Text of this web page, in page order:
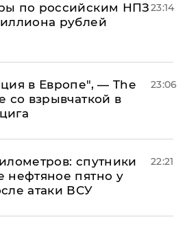
по российским НПЗ
рублей
23:14
в Европе", — The
со взрывчаткой в
23:06
спутники
нефтяное пятно у
атаки ВСУ
22:21